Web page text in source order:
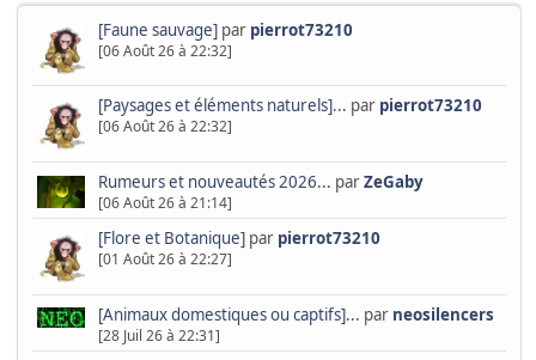
[Faune sauvage] par pierrot73210
[06 Août 26 à 22:32]
[Paysages et éléments naturels]... par pierrot73210
[06 Août 26 à 22:32]
Rumeurs et nouveautés 2026... parZeGaby
[06 Août 26 à 21:14]
[Flore et Botanique]par pierrot73210
[01 Août 26 à 22:27]
[Animaux domestiques ou captifs]... par neosilencers
[28 Juil 26 à 22:31]